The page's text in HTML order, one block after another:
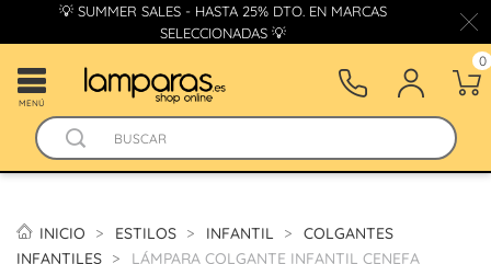
💡 SUMMER SALES - HASTA 25% DTO. EN MARCAS
SELECCIONADAS 💡
MENÚ
0
INICIO ESTILOS INFANTIL
COLGANTES
INFANTILES
LÁMPARA COLGANTE INFANTIL CENEFA